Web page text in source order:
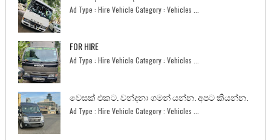
Ad Type : Hire Vehicle Category : Vehicles ...
FOR HIRE
Ad Type : Hire Vehicle Category : Vehicles ...
වෙසක් එකට. වන්දනා ගමන් යන්න. අපට කියන්න.
Ad Type : Hire Vehicle Category : Vehicles ...